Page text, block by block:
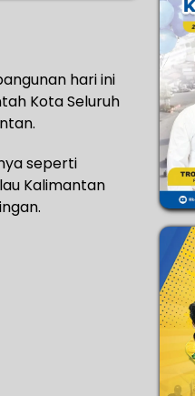
hari ini
Kota Seluruh
seperti
Kalimantan